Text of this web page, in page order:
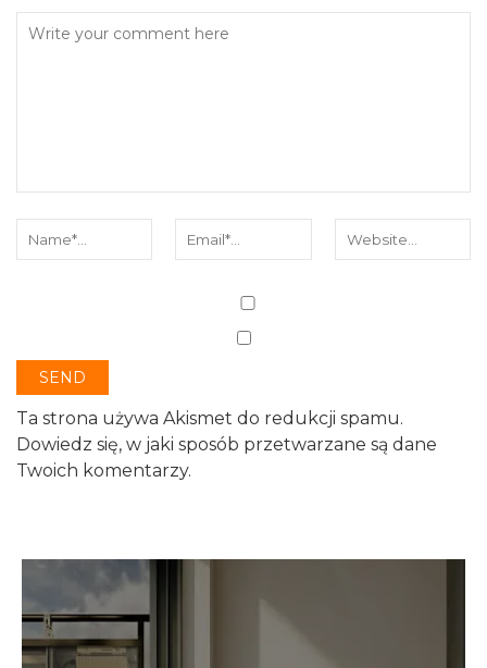
Ta strona używa Akismet do redukcji spamu.
Dowiedz się, w jaki sposób przetwarzane są dane
Twoich komentarzy.